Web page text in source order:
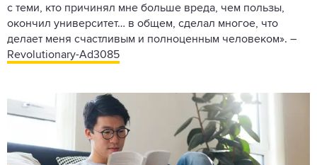
с теми, кто причинял мне больше вреда, чем пользы,
окончил университет… в общем, сделал многое, что
делает меня счастливым и полноценным человеком». –
Revolutionary-Ad3085